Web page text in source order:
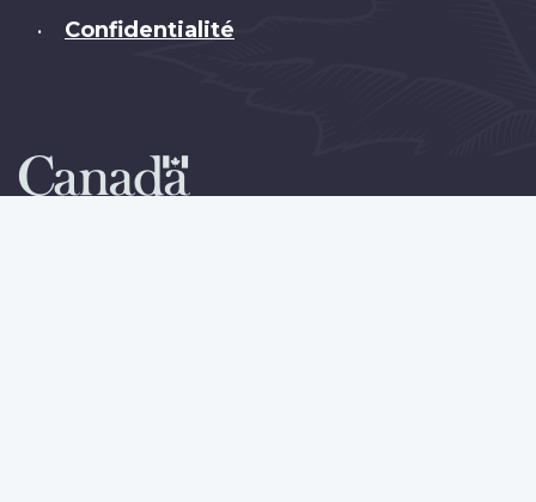
• Confidentialité